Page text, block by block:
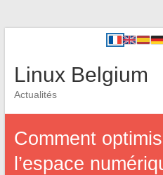
Linux Belgium
Actualités
Comment
l’espace